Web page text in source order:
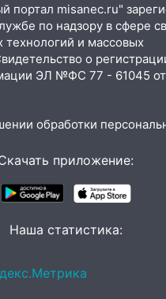
портал misanec.ru"
по надзору в сфере
и массовых
о
ЭЛ №ФС 77 - 61045 от
обработки
приложение:
Наша статистика: